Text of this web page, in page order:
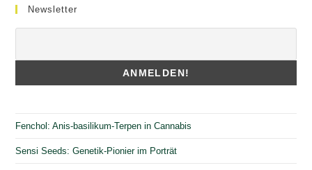
Newsletter
Fenchol: Anis-basilikum-Terpen in Cannabis
Sensi Seeds: Genetik-Pionier im Porträt